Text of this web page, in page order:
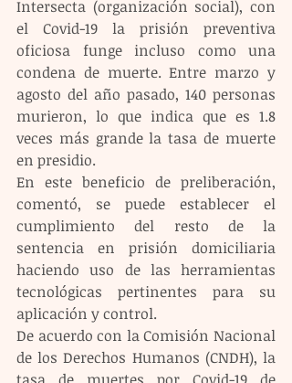
Intersecta (organización social), con
el Covid-19 la prisión preventiva
oficiosa funge incluso como una
condena de muerte. Entre marzo y
agosto del año pasado, 140 personas
murieron, lo que indica que es 1.8
veces más grande la tasa de muerte
en presidio.
En este beneficio de preliberación,
comentó, se puede establecer el
cumplimiento del resto de la
sentencia en prisión domiciliaria
haciendo uso de las herramientas
tecnológicas pertinentes para su
aplicación y control.
De acuerdo con la Comisión Nacional
de los Derechos Humanos (CNDH), la